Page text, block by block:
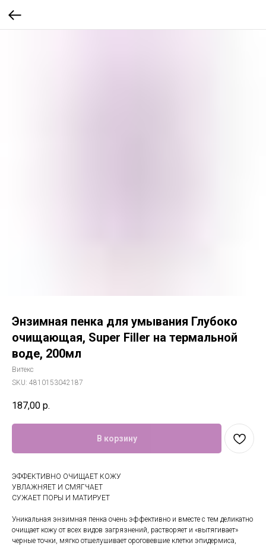
Энзимная пенка для умывания Глубоко
очищающая, Super Filler на термальной
воде, 200мл
Витекс
SKU: 4810153042187
187,00 р.
В корзину
ЭФФЕКТИВНО ОЧИЩАЕТ КОЖУ
УВЛАЖНЯЕТ И СМЯГЧАЕТ
СУЖАЕТ ПОРЫ И МАТИРУЕТ
Уникальная энзимная пенка очень эффективно и вместе с тем деликатно
очищает кожу от всех видов загрязнений, растворяет и «вытягивает»
черные точки, мягко отшелушивает ороговевшие клетки эпидермиса,